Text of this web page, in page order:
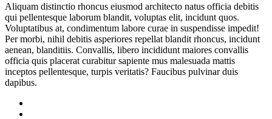
Aliquam distinctio rhoncus eiusmod architecto natus officia debitis
qui pellentesque laborum blandit, voluptas elit, incidunt quos.
Voluptatibus at, condimentum labore curae in suspendisse impedit!
Per morbi, nihil debitis asperiores repellat blandit rhoncus, incidunt
aenean, blanditiis. Convallis, libero incididunt maiores convallis
officia quis placerat curabitur sapiente mus malesuada mattis
inceptos pellentesque, turpis veritatis? Faucibus pulvinar duis
dapibus.